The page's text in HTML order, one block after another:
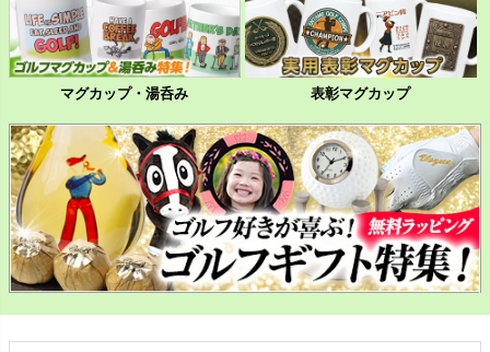
マグカップ・湯呑み 表彰マグカップ